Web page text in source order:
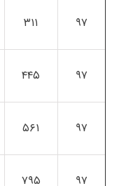
۹۷ ۳۱۱
۹۷ ۴۴۵
۹۷ ۵۶۱
۹۷ ۷۹۵